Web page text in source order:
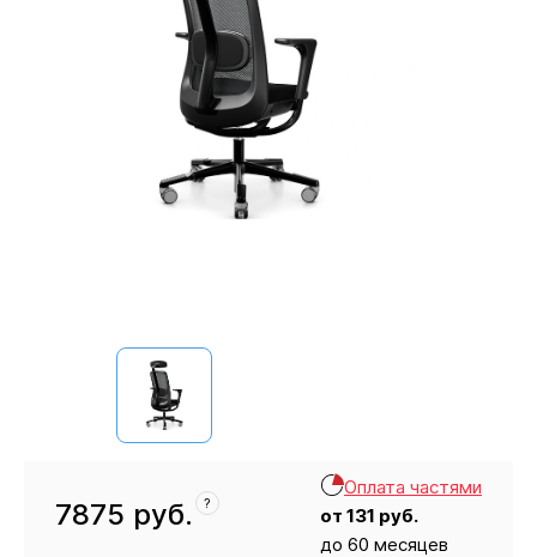
7875 руб. ?
Оплата частями
от 131 руб.
до 60 месяцев